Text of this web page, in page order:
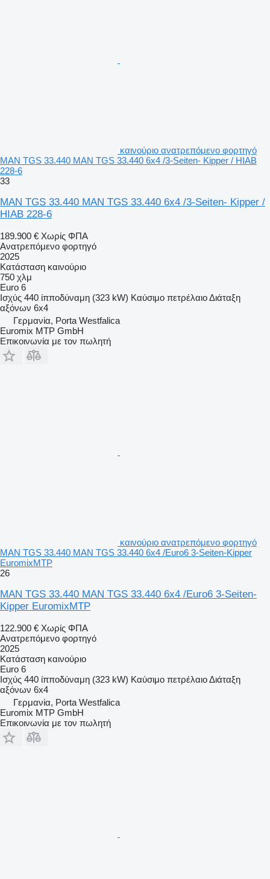
καινούριο ανατρεπόμενο φορτηγό
MAN TGS 33.440 MAN TGS 33.440 6x4 /3-Seiten- Kipper / HIAB
228-6
33
MAN TGS 33.440 MAN TGS 33.440 6x4 /3-Seiten- Kipper /
HIAB 228-6
189.900 € Χωρίς ΦΠΑ
Ανατρεπόμενο φορτηγό
2025
Κατάσταση καινούριο
750 χλμ
Euro 6
Ισχύς 440 ίπποδύναμη (323 kW) Καύσιμο πετρέλαιοΔιάταξη
αξόνων 6x4
Γερμανία, Porta Westfalica
Euromix MTP GmbH
Επικοινωνία με τον πωλητή
καινούριο ανατρεπόμενο φορτηγό
MAN TGS 33.440 MAN TGS 33.440 6x4 /Euro6 3-Seiten-Kipper
EuromixMTP
26
MAN TGS 33.440 MAN TGS 33.440 6x4 /Euro6 3-Seiten-
Kipper EuromixMTP
122.900 € Χωρίς ΦΠΑ
Ανατρεπόμενο φορτηγό
2025
Κατάσταση καινούριο
Euro 6
Ισχύς 440 ίπποδύναμη (323 kW) Καύσιμο πετρέλαιοΔιάταξη
αξόνων 6x4
Γερμανία, Porta Westfalica
Euromix MTP GmbH
Επικοινωνία με τον πωλητή